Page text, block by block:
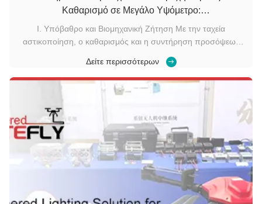
Καθαρισμό σε Μεγάλο Υψόμετρο:
Επαναπροσδιορίζοντας το Νέο Πρότυπο
I. Υπόβαθρο και Βιομηχανική Ζήτηση Με την ταχεία
αστικοποίηση, ο καθαρισμός και η συντήρηση προσόψεων
ενέργειας και εξωτερικών χώρων χημικών εγκαταστάσεων
έχουν καταστεί επείγουσες βιομηχανικές ανάγκες.Ο
παραδοσιακός χειρωνακτικός καθαρισμός με σχοιν...
Δείτε περισσότερων